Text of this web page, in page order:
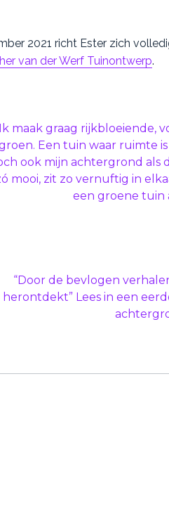
2021 richt Ester zich
van der Werf Tuinontwerp.
maak graag rijkbloeiende,
Een tuin waar ruimte
ook mijn achtergrond als
mooi, zit zo vernuftig in
een groene tuin
“Door de bevlogen
herontdekt” Lees in een